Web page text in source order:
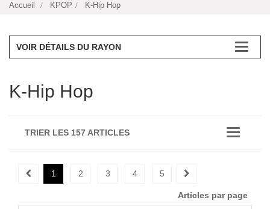
Accueil KPOP K-Hip Hop
VOIR DÉTAILS DU RAYON
K-Hip Hop
TRIER LES 157 ARTICLES
1 2 3 4 5
Articles par page